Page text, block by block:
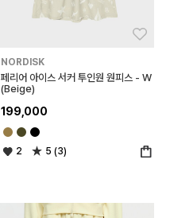
NORDISK
페리어 아이스 서커 투인원 원피스 - W
(Beige)
199,000
2 5 (3)